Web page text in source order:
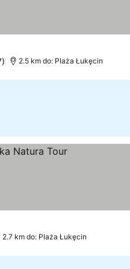
2.5 km do: Plaża Łukęcin
2.7 km do: Plaża Łukęcin